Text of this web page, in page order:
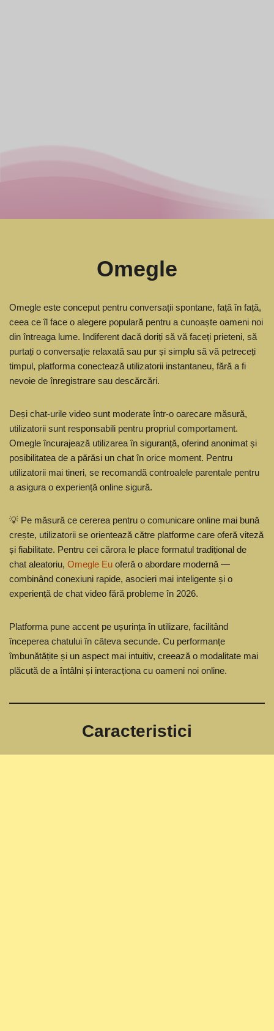
Omegle
Omegle este conceput pentru conversații spontane, față în față,
ceea ce îl face o alegere populară pentru a cunoaște oameni noi
din întreaga lume. Indiferent dacă doriți să vă faceți prieteni, să
purtați o conversație relaxată sau pur și simplu să vă petreceți
timpul, platforma conectează utilizatorii instantaneu, fără a fi
nevoie de înregistrare sau descărcări.
Deși chat-urile video sunt moderate într-o oarecare măsură,
utilizatorii sunt responsabili pentru propriul comportament.
Omegle încurajează utilizarea în siguranță, oferind anonimat și
posibilitatea de a părăsi un chat în orice moment. Pentru
utilizatorii mai tineri, se recomandă controalele parentale pentru
a asigura o experiență online sigură.
💡 Pe măsură ce cererea pentru o comunicare online mai bună
crește, utilizatorii se orientează către platforme care oferă viteză
și fiabilitate. Pentru cei cărora le place formatul tradițional de
chat aleatoriu, Omegle Eu oferă o abordare modernă —
combinând conexiuni rapide, asocieri mai inteligente și o
experiență de chat video fără probleme în 2026.
Platforma pune accent pe ușurința în utilizare, facilitând
începerea chatului în câteva secunde. Cu performanțe
îmbunătățite și un aspect mai intuitiv, creează o modalitate mai
plăcută de a întâlni și interacționa cu oameni noi online.
Caracteristici